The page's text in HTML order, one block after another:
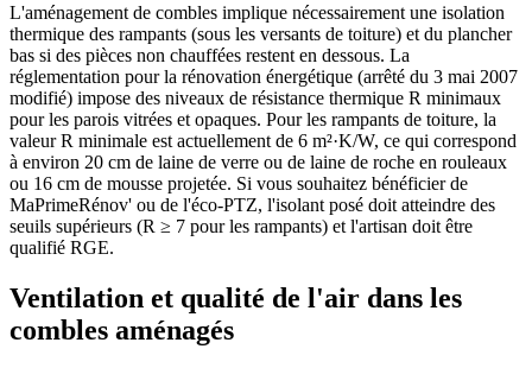
L'aménagement de combles implique nécessairement une isolation
thermique des rampants (sous les versants de toiture) et du plancher
bas si des pièces non chauffées restent en dessous. La
réglementation pour la rénovation énergétique (arrêté du 3 mai 2007
modifié) impose des niveaux de résistance thermique R minimaux
pour les parois vitrées et opaques. Pour les rampants de toiture, la
valeur R minimale est actuellement de 6 m²·K/W, ce qui correspond
à environ 20 cm de laine de verre ou de laine de roche en rouleaux
ou 16 cm de mousse projetée. Si vous souhaitez bénéficier de
MaPrimeRénov' ou de l'éco-PTZ, l'isolant posé doit atteindre des
seuils supérieurs (R ≥ 7 pour les rampants) et l'artisan doit être
qualifié RGE.
Ventilation et qualité de l'air dans les
combles aménagés